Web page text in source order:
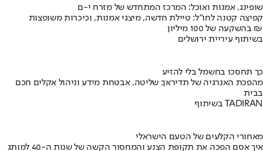
שופינג, אמנות ואוכל: המרכז המתחדש של מזרח י-ם
קפיצה קטנה לחו"ל: טיילת חדשה, מיצגי אמנות, וכיכרות משופצות
בהשקעה של 100 מיליון ₪
בשיתוף עיריית ירושלים
כך תחסכו בחשמל בלי להזיע
מהפכת האנרגיה של תדיראן: שליטה, אבטחת מידע וניהול אקלים חכם
בבית
בשיתוף TADIRAN
מאחורי הקלעים של הטעם הישראלי
איך אסם הפכה את תקופת הצנע והמחסור הקשה של שנות ה-40 למותג